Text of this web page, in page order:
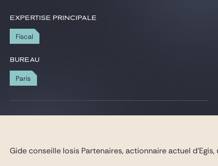
Gide Pro Bono et RSE
Blog Real Estate
Contact
EXPERTISE PRINCIPALE
Fiscal
BUREAU
Paris
Gide conseille Iosis Partenaires, actionnaire actuel